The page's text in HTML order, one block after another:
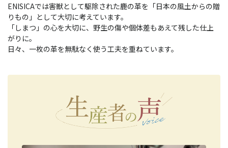
ENISICAでは害獣として駆除された鹿の革を「日本の風土からの贈
りもの」として大切に考えています。
「しまつ」の心を大切に、野生の傷や個体差もあえて残した仕上
がりに。
日々、一枚の革を無駄なく使う工夫を重ねています。